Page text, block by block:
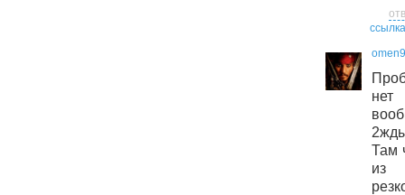
ссылка
Там
из